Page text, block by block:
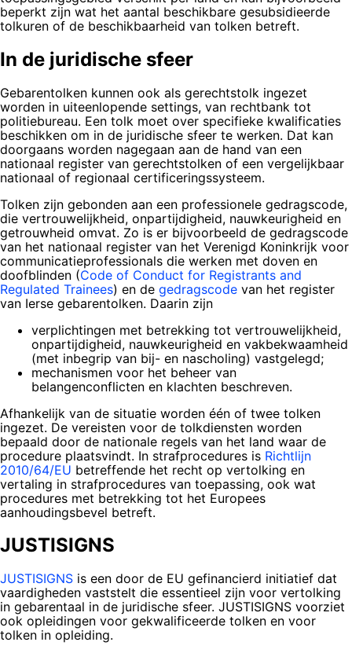
beperkt zijn wat het aantal beschikbare gesubsidieerde
tolkuren of de beschikbaarheid van tolken betreft.
In de juridische sfeer
Gebarentolken kunnen ook als gerechtstolk ingezet
worden in uiteenlopende settings, van rechtbank tot
politiebureau. Een tolk moet over specifieke kwalificaties
beschikken om in de juridische sfeer te werken. Dat kan
doorgaans worden nagegaan aan de hand van een
nationaal register van gerechtstolken of een vergelijkbaar
nationaal of regionaal certificeringssysteem.
Tolken zijn gebonden aan een professionele gedragscode,
die vertrouwelijkheid, onpartijdigheid, nauwkeurigheid en
getrouwheid omvat. Zo is er bijvoorbeeld de gedragscode
van het nationaal register van het Verenigd Koninkrijk voor
communicatieprofessionals die werken met doven en
doofblinden (Code of Conduct for Registrants and
Regulated Trainees) en de gedragscode van het register
van Ierse gebarentolken. Daarin zijn
verplichtingen met betrekking tot vertrouwelijkheid,
onpartijdigheid, nauwkeurigheid en vakbekwaamheid
(met inbegrip van bij- en nascholing) vastgelegd;
mechanismen voor het beheer van
belangenconflicten en klachten beschreven.
Afhankelijk van de situatie worden één of twee tolken
ingezet. De vereisten voor de tolkdiensten worden
bepaald door de nationale regels van het land waar de
procedure plaatsvindt. In strafprocedures is Richtlijn
2010/64/EU betreffende het recht op vertolking en
vertaling in strafprocedures van toepassing, ook wat
procedures met betrekking tot het Europees
aanhoudingsbevel betreft.
JUSTISIGNS
JUSTISIGNS is een door de EU gefinancierd initiatief dat
vaardigheden vaststelt die essentieel zijn voor vertolking
in gebarentaal in de juridische sfeer. JUSTISIGNS voorziet
ook opleidingen voor gekwalificeerde tolken en voor
tolken in opleiding.